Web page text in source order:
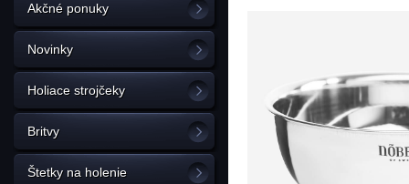
Akčné ponuky
Novinky
Holiace strojčeky
Britvy
Štetky na holenie